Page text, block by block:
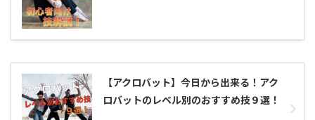
【アクロバット】今日から出来る！アク
ロバットのレベル別のおすすめ技９選！